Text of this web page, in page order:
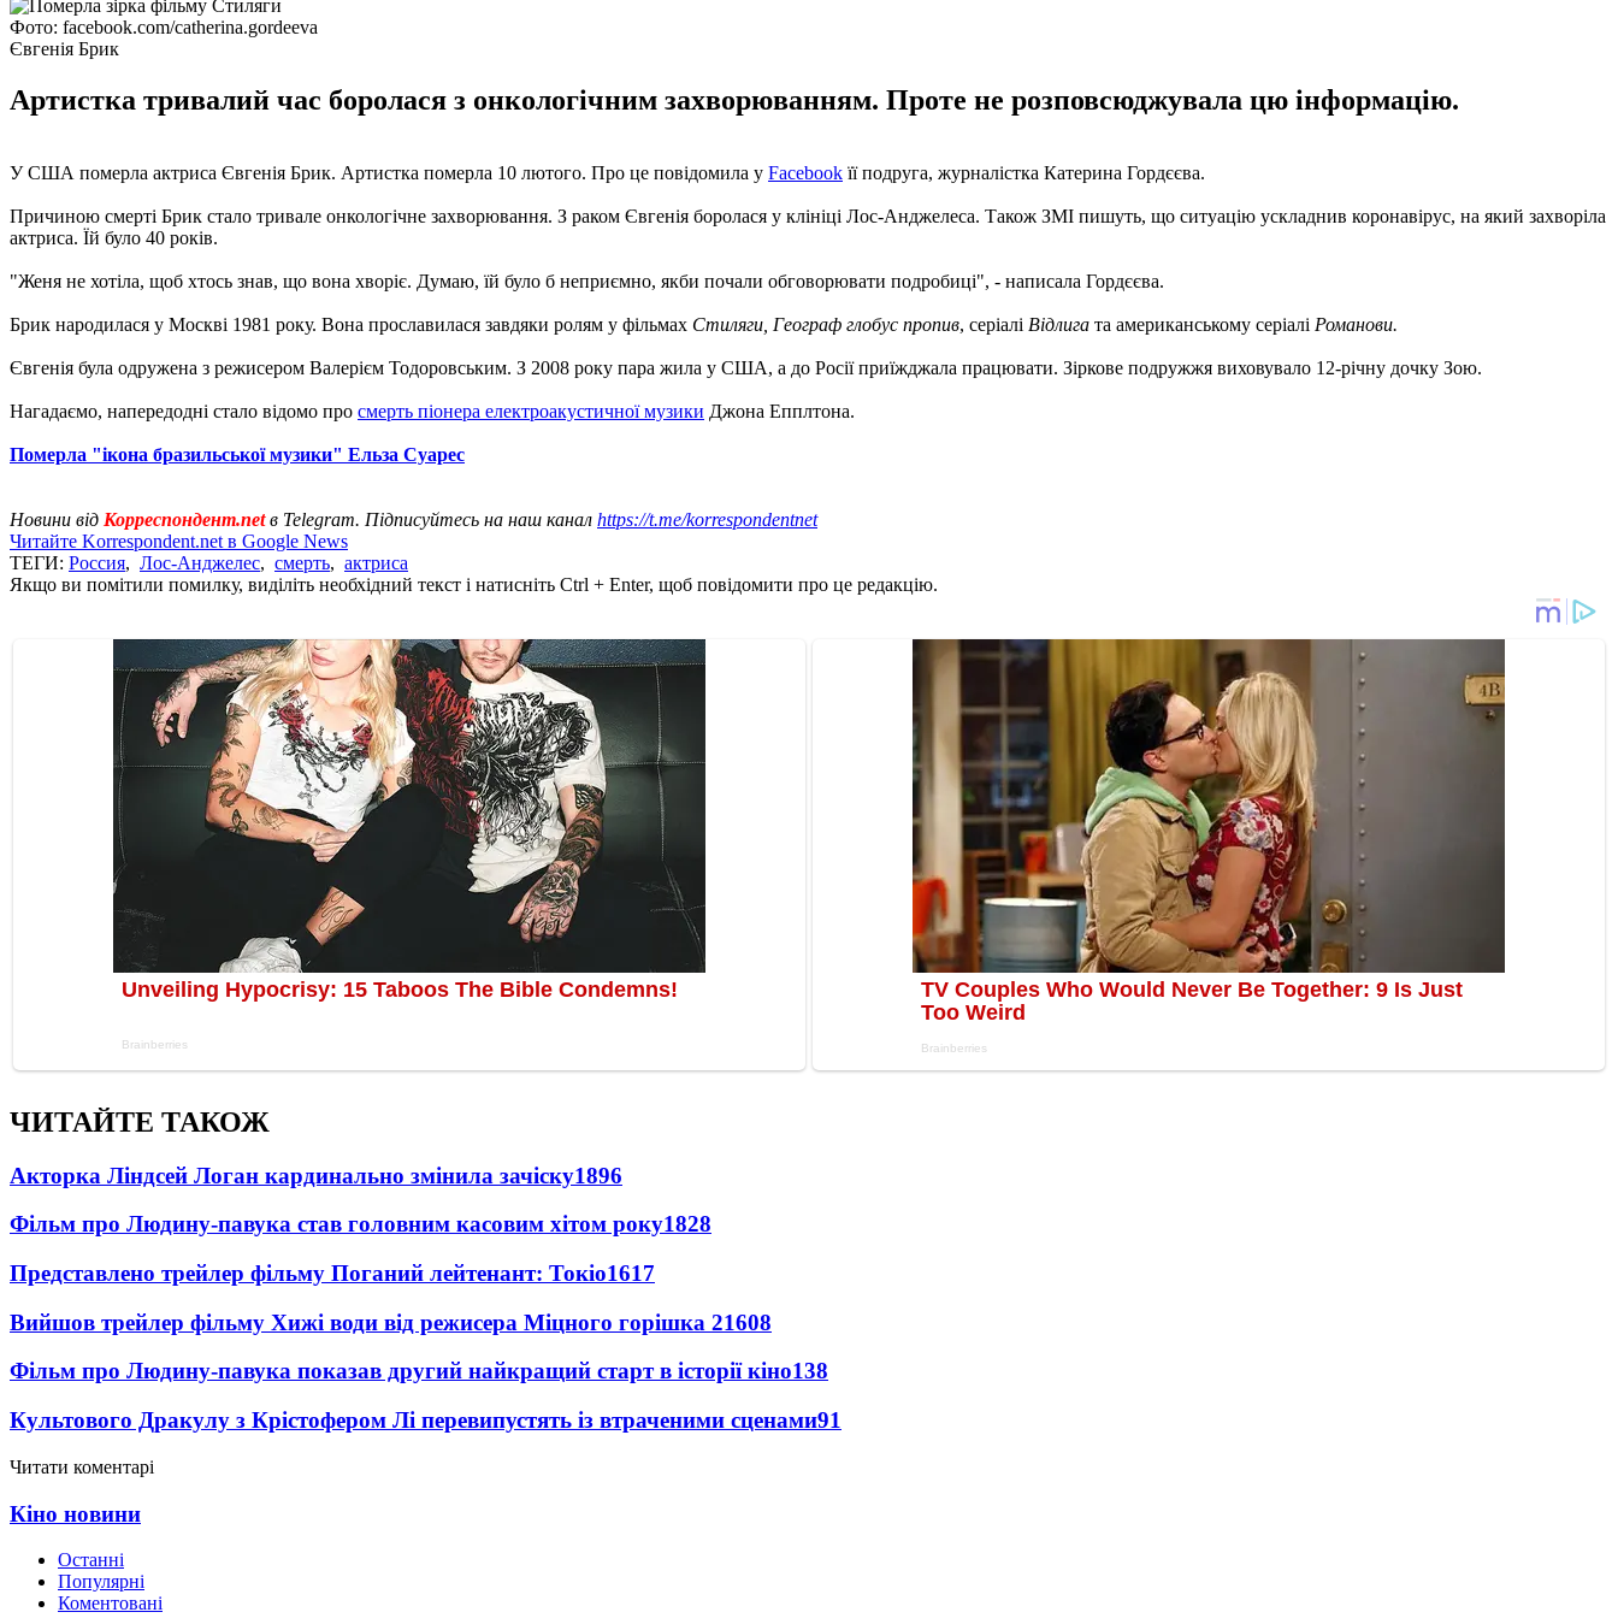
Фото: facebook.com/catherina.gordeeva
Євгенія Брик
Артистка тривалий час боролася з онкологічним захворюванням. Проте не розповсюджувала цю інформацію.
У США померла актриса Євгенія Брик. Артистка померла 10 лютого. Про це повідомила у Facebook її подруга, журналістка Катерина Гордєєва.
Причиною смерті Брик стало тривале онкологічне захворювання. З раком Євгенія боролася у клініці Лос-Анджелеса. Також ЗМІ пишуть, що ситуацію ускладнив коронавірус, на який захворіла
актриса. Їй було 40 років.
"Женя не хотіла, щоб хтось знав, що вона хворіє. Думаю, їй було б неприємно, якби почали обговорювати подробиці", - написала Гордєєва.
Брик народилася у Москві 1981 року. Вона прославилася завдяки ролям у фільмах Стиляги, Географ глобус пропив, серіалі Відлига та американському серіалі Романови.
Євгенія була одружена з режисером Валерієм Тодоровським. З 2008 року пара жила у США, а до Росії приїжджала працювати. Зіркове подружжя виховувало 12-річну дочку Зою.
Нагадаємо, напередодні стало відомо про смерть піонера електроакустичної музики Джона Епплтона.
Померла "ікона бразильської музики" Ельза Суарес
Новини від Корреспондент.netв Telegram. Підписуйтесь на наш канал https://t.me/korrespondentnet
Читайте Korrespondent.net в Google News
ТЕГИ: Россия, Лос-Анджелес, смерть, актриса
Якщо ви помітили помилку, виділіть необхідний текст і натисніть Ctrl + Enter, щоб повідомити про це редакцію.
ЧИТАЙТЕ ТАКОЖ
Акторка Ліндсей Логан кардинально змінила зачіску1896
Фільм про Людину-павука став головним касовим хітом року1828
Представлено трейлер фільму Поганий лейтенант: Токіо1617
Вийшов трейлер фільму Хижі води від режисера Міцного горішка 21608
Фільм про Людину-павука показав другий найкращий старт в історії кіно138
Культового Дракулу з Крістофером Лі перевипустять із втраченими сценами91
Читати коментарі
Кіно новини
Останні
Популярні
Коментовані